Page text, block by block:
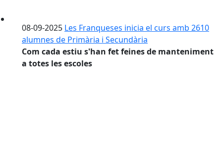
08-09-2025 Les Franqueses inicia el curs amb 2610
alumnes de Primària i Secundària
Com cada estiu s'han fet feines de manteniment
a totes les escoles